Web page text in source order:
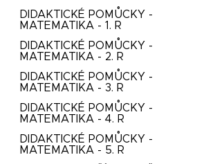
DIDAKTICKÉ POMŮCKY -
MATEMATIKA - 1. R
DIDAKTICKÉ POMŮCKY -
MATEMATIKA - 2. R
DIDAKTICKÉ POMŮCKY -
MATEMATIKA - 3. R
DIDAKTICKÉ POMŮCKY -
MATEMATIKA - 4. R
DIDAKTICKÉ POMŮCKY -
MATEMATIKA - 5. R